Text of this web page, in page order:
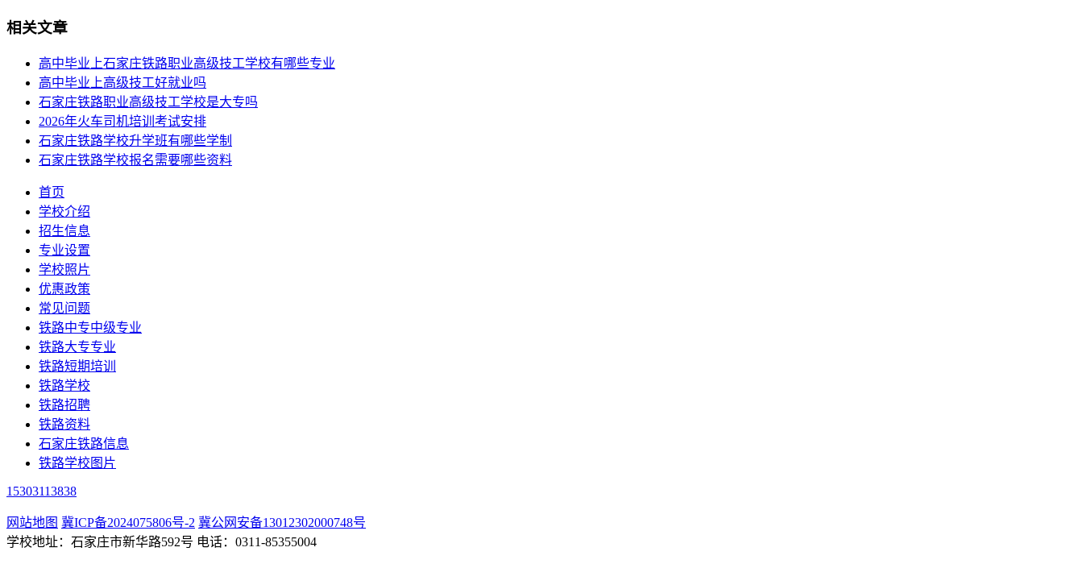
相关文章
高中毕业上石家庄铁路职业高级技工学校有哪些专业
高中毕业上高级技工好就业吗
石家庄铁路职业高级技工学校是大专吗
2026年火车司机培训考试安排
石家庄铁路学校升学班有哪些学制
石家庄铁路学校报名需要哪些资料
首页
学校介绍
招生信息
专业设置
学校照片
优惠政策
常见问题
铁路中专中级专业
铁路大专专业
铁路短期培训
铁路学校
铁路招聘
铁路资料
石家庄铁路信息
铁路学校图片
15303113838
网站地图 冀ICP备2024075806号-2 冀公网安备13012302000748号
学校地址：石家庄市新华路592号 电话：0311-85355004